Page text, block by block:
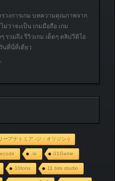
รวงการเกม บทความคุณภาพจาก
ว่าจะเป็น เกมมือถือ เกม
รวมถึง รีวิวเกม เด็ดๆ คลิปวีดิโอ
นที่นี่ที่เดียว
ーアナトミア ‐ジ・オリジン‐)
.io 01Game
10tons 11 bits studio